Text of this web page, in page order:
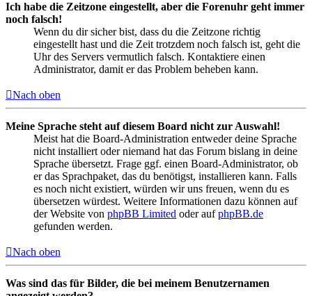
Ich habe die Zeitzone eingestellt, aber die Forenuhr geht immer
noch falsch!
Wenn du dir sicher bist, dass du die Zeitzone richtig
eingestellt hast und die Zeit trotzdem noch falsch ist, geht die
Uhr des Servers vermutlich falsch. Kontaktiere einen
Administrator, damit er das Problem beheben kann.
Nach oben
Meine Sprache steht auf diesem Board nicht zur Auswahl!
Meist hat die Board-Administration entweder deine Sprache
nicht installiert oder niemand hat das Forum bislang in deine
Sprache übersetzt. Frage ggf. einen Board-Administrator, ob
er das Sprachpaket, das du benötigst, installieren kann. Falls
es noch nicht existiert, würden wir uns freuen, wenn du es
übersetzen würdest. Weitere Informationen dazu können auf
der Website von phpBB Limited oder aufphpBB.de
gefunden werden.
Nach oben
Was sind das für Bilder, die bei meinem Benutzernamen